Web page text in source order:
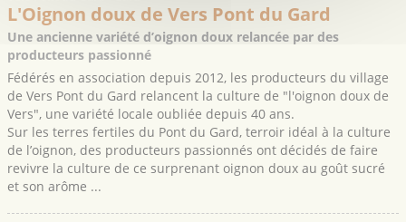
L'Oignon doux de Vers Pont du Gard
Une ancienne variété d’oignon doux relancée par des
producteurs passionné
Fédérés en association depuis 2012, les producteurs du village
de Vers Pont du Gard relancent la culture de "l'oignon doux de
Vers", une variété locale oubliée depuis 40 ans.
Sur les terres fertiles du Pont du Gard, terroir idéal à la culture
de l’oignon, des producteurs passionnés ont décidés de faire
revivre la culture de ce surprenant oignon doux au goût sucré
et son arôme ...